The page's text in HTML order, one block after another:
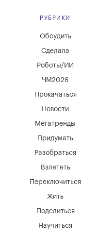
РУБРИКИ
Мегатренды
Придумать
Разобраться
Взлететь
Новости
Переключиться
Жить
Поделиться
Научиться
Обсудить
Сделала
Роботы/ИИ
ЧМ2026
Прокачаться